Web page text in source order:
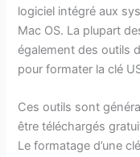
logiciel intégré aux
Mac OS. La plupart
également des outils
pour formater la clé
Ces outils sont
être téléchargés
Le formatage d’une